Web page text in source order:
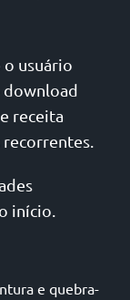
usuário
download
receita
início.
e quebra-